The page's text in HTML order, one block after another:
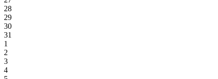
28
29
30
31
1
2
3
4